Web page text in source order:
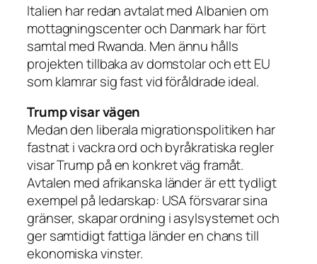
Italien har redan avtalat med Albanien om
mottagningscenter och Danmark har fört
samtal med Rwanda. Men ännu hålls
projekten tillbaka av domstolar och ett EU
som klamrar sig fast vid föråldrade ideal.
Trump visar vägen
Medan den liberala migrationspolitiken har
fastnat i vackra ord och byråkratiska regler
visar Trump på en konkret väg framåt.
Avtalen med afrikanska länder är ett tydligt
exempel på ledarskap: USA försvarar sina
gränser, skapar ordning i asylsystemet och
ger samtidigt fattiga länder en chans till
ekonomiska vinster.